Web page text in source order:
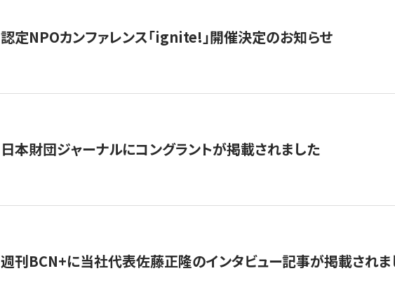
認定NPOカンファレンス「ignite!」開催決定のお知らせ
日本財団ジャーナルにコングラントが掲載されました
週刊BCN+に当社代表佐藤正隆のインタビュー記事が掲載されま